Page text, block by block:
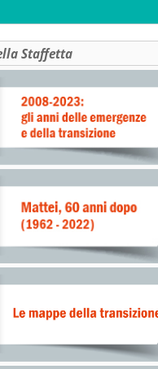
Staffetta